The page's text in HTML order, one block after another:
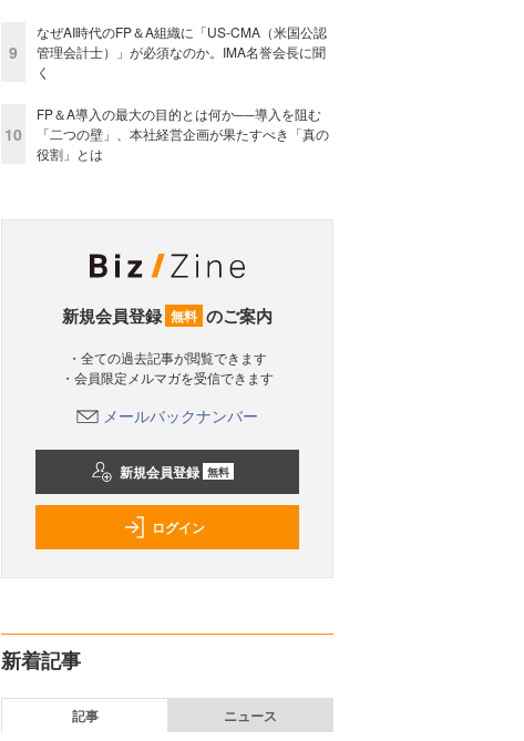
9
なぜAI時代のFP＆A組織に「US-CMA（米国公認
管理会計士）」が必須なのか。IMA名誉会長に聞
く
10
FP＆A導入の最大の目的とは何か──導入を阻む
「二つの壁」、本社経営企画が果たすべき「真の
役割」とは
新規会員登録 無料 のご案内
・全ての過去記事が閲覧できます
・会員限定メルマガを受信できます
メールバックナンバー
新規会員登録 無料
ログイン
新着記事
記事 ニュース